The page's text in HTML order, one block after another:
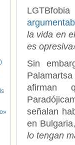
la vida en
es
Sin
afirman
señalan
en
lo tengan